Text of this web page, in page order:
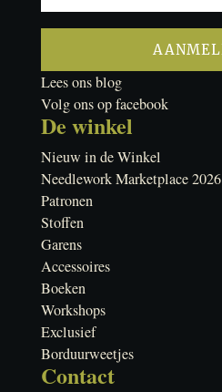
Lees ons blog
Volg ons op facebook
De winkel
Nieuw in de Winkel
Needlework Marketplace 2026
Patronen
Stoffen
Garens
Accessoires
Boeken
Workshops
Exclusief
Borduurweetjes
Contact